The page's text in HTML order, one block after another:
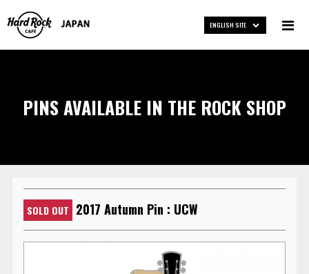
ENGLISH SITE
PINS AVAILABLE IN THE ROCK SHOP
SOLD OUT 2017 Autumn Pin : UCW